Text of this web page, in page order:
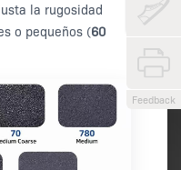
Feedback
la rugosidad
o pequeños (60